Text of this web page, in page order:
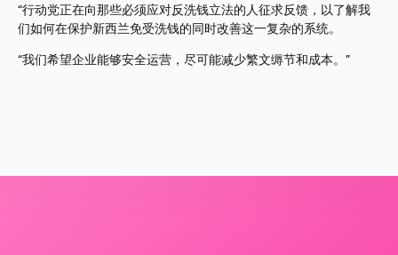
“行动党正在向那些必须应对反洗钱立法的人征求反馈，以了解我
们如何在保护新西兰免受洗钱的同时改善这一复杂的系统。
“我们希望企业能够安全运营，尽可能减少繁文缛节和成本。”